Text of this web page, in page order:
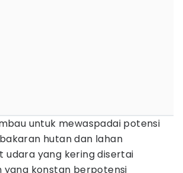
untuk mewaspadai potensi
hutan dan lahan
udara yang kering disertai
yang konstan berpotensi